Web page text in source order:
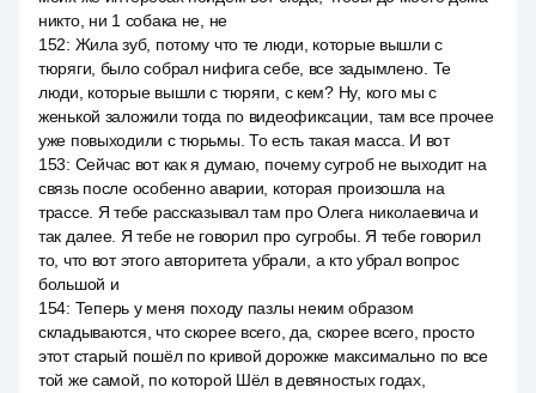
никто, ни 1 собака не, не
152: Жила зуб, потому что те люди, которые вышли с
тюряги, было собрал нифига себе, все задымлено. Те
люди, которые вышли с тюряги, с кем? Ну, кого мы с
женькой заложили тогда по видеофиксации, там все прочее
уже повыходили с тюрьмы. То есть такая масса. И вот
153: Сейчас вот как я думаю, почему сугроб не выходит на
связь после особенно аварии, которая произошла на
трассе. Я тебе рассказывал там про Олега николаевича и
так далее. Я тебе не говорил про сугробы. Я тебе говорил
то, что вот этого авторитета убрали, а кто убрал вопрос
большой и
154: Теперь у меня походу пазлы неким образом
складываются, что скорее всего, да, скорее всего, просто
этот старый пошёл по кривой дорожке максимально по все
той же самой, по которой Шёл в девяностых годах,